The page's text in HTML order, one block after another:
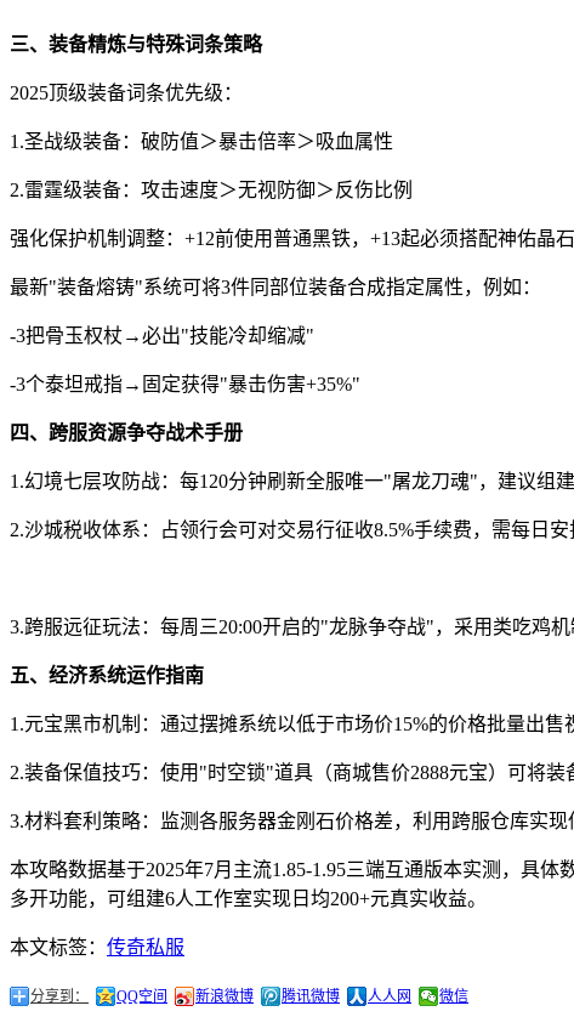
三、装备精炼与特殊词条策略
2025顶级装备词条优先级：
1.圣战级装备：破防值＞暴击倍率＞吸血属性
2.雷霆级装备：攻击速度＞无视防御＞反伤比例
强化保护机制调整：+12前使用普通黑铁，+13起必须搭配神佑晶
最新"装备熔铸"系统可将3件同部位装备合成指定属性，例如：
-3把骨玉权杖→必出"技能冷却缩减"
-3个泰坦戒指→固定获得"暴击伤害+35%"
四、跨服资源争夺战术手册
1.幻境七层攻防战：每120分钟刷新全服唯一"屠龙刀魂"，建议组
2.沙城税收体系：占领行会可对交易行征收8.5%手续费，需每日
3.跨服远征玩法：每周三20:00开启的"龙脉争夺战"，采用类吃鸡
五、经济系统运作指南
1.元宝黑市机制：通过摆摊系统以低于市场价15%的价格批量出
2.装备保值技巧：使用"时空锁"道具（商城售价2888元宝）可将
3.材料套利策略：监测各服务器金刚石价格差，利用跨服仓库实
本攻略数据基于2025年7月主流1.85-1.95三端互通版本实测，具
多开功能，可组建6人工作室实现日均200+元真实收益。
本文标签： 传奇私服
分享到： QQ空间 新浪微博 腾讯微博 人人网 微信